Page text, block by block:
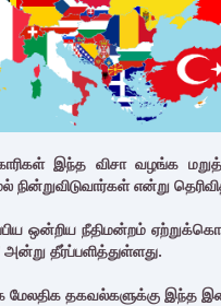
இந்த விசா வழங்க
நின்றுவிடுவார்கள் என்று
ஒன்றிய நீதிமன்றம்
அன்று தீர்ப்பளித்துள்ளது.
மேலதிக தகவல்களுக்கு இந்த